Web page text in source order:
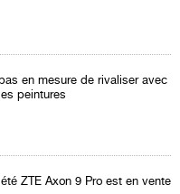
en mesure de rivaliser avec
peintures
ZTE Axon 9 Pro est en vente